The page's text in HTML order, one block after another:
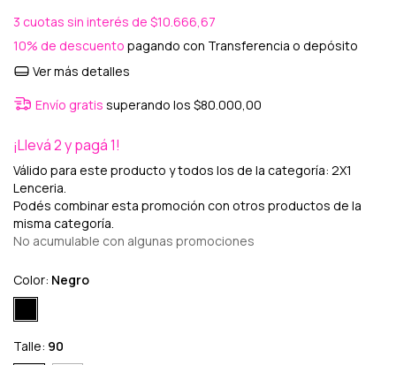
3 cuotas sin interés de $10.666,67
10% de descuento pagando con Transferencia o depósito
Ver más detalles
Envío gratis superando los$80.000,00
¡Llevá 2 y pagá 1!
Válido para este producto y todos los de la categoría: 2X1
Lenceria.
Podés combinar esta promoción con otros productos de la
misma categoría.
No acumulable con algunas promociones
Color: Negro
Talle: 90